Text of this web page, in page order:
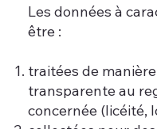
Les données à
être :
traitées de
transparente au
concernée (licéité,